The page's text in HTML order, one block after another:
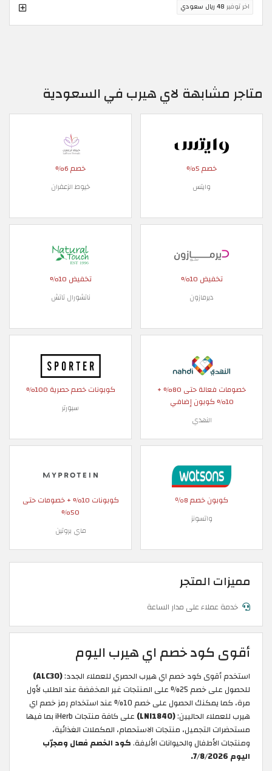
اخر توفير 48 ريال سعودي
متاجر مشابهة لاي هيرب في السعودية
خصم 5%
وايتس
خصم 6%
خيوط الزعفران
تخفيض 10%
ديرمازون
تخفيض 10%
ناتشورال تاتش
خصومات فعالة حتى 80% +
10% كوبون إضافي
النهدي
كوبونات خصم حصرية 100%
سبورتر
كوبون خصم 8٪
واتسونز
كوبونات 10% + خصومات حتى
50%
ماي بروتين
مميزات المتجر
خدمة عملاء على مدار الساعة
أقوى كود خصم اي هيرب اليوم
استخدم أقوى كود خصم اي هيرب الحصري للعملاء الجدد:(ALC30)
للحصول على خصم 25% على المنتجات غير المخفضة عند الطلب لأول
مرة، كما يمكنك الحصول على خصم 10% عند استخدام رمز خصم اي
هيرب للعملاء الحاليين:(LNI1840)
على كافة منتجات iHerb بما فيها
مستحضرات التجميل، منتجات الاستحمام، المكملات الغذائية،
ومنتجات الأطفال والحيوانات الأليفة.كود الخصم فعال ومجرّب
اليوم 7/8/2026.